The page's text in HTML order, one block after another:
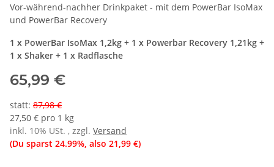
Vor-während-nachher Drinkpaket - mit dem PowerBar IsoMax
und PowerBar Recovery
1 x PowerBar IsoMax 1,2kg + 1 x Powerbar Recovery 1,21kg +
1 x Shaker + 1 x Radflasche
65,99 €
statt: 87,98 €
27,50 € pro 1 kg
inkl. 10% USt. , zzgl. Versand
(Du sparst 24.99%, also 21,99 €)